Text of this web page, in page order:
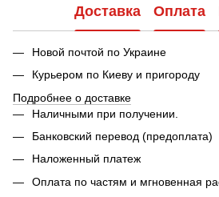
Доставка Оплата
Новой почтой по Украине
Курьером по Киеву и пригороду
Подробнее о доставке
Наличными при получении.
Банковский перевод (предоплата)
Наложенный платеж
Оплата по частям и мгновенная